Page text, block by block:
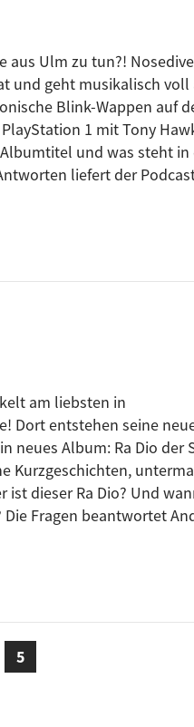
Hodn
aus Ulm zu tun?!
und geht musikalisch
Blink-Wappen auf
1 mit Tony
und was steht
liefert der
am liebsten in
Dort entstehen seine
neues Album: Ra Dio der
Kurzgeschichten,
dieser Ra Dio? Und
Fragen beantwortet
5